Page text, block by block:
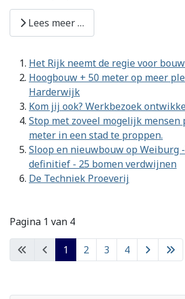
Lees meer …
Het Rijk neemt de regie voor
Hoogbouw + 50 meter op meer
Harderwijk
Kom jij ook? Werkbezoek
Stop met zoveel mogelijk
meter in een stad te proppen.
Sloop en nieuwbouw op Weiburg
definitief - 25 bomen verdwijnen
De Techniek Proeverij
Pagina 1 van 4
1 2 3 4